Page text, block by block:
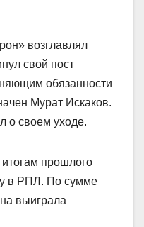
возглавлял
свой пост
обязанности
Мурат Искаков.
о своем уходе.
прошлого
в РПЛ. По сумме
выиграла